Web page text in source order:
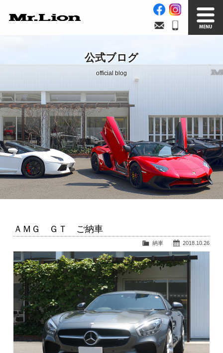
在庫車情報 買取無料査定
Factory
自社工場 サービス案内
Official Blog
公式ブログ
Company info.
会社案内
公式ブログ
official blog
ＡＭＧ ＧＴ ご納車
2018.10.26
納車